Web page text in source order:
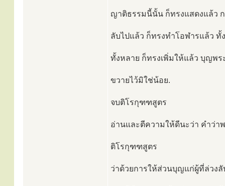
ญาติธรรมนี้นั้น ก็ทรงแสดงแล้ว
ลับไปแล้ว ก็ทรงทำโอฬารแล้ว ทั้
ทั้งหลาย ก็ทรงเพิ่มให้แล้ว บุญพ
ขวายไว้มิใช่น้อย.
จบติโรกุฑฑสูตร
อ่านและตีความให้ดีนะว่า คำว่า
ติโรกุฑฑสูตร
ว่าด้วยการให้ส่วนบุญแก่ผู้ที่ล่วงลั